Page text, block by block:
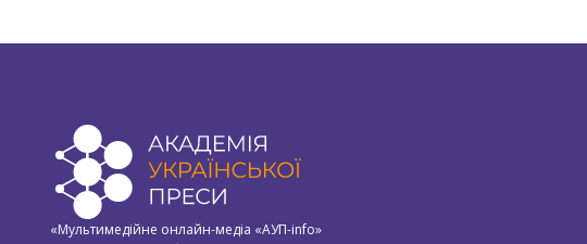
«Мультимедійне онлайн-медіа «АУП-info»